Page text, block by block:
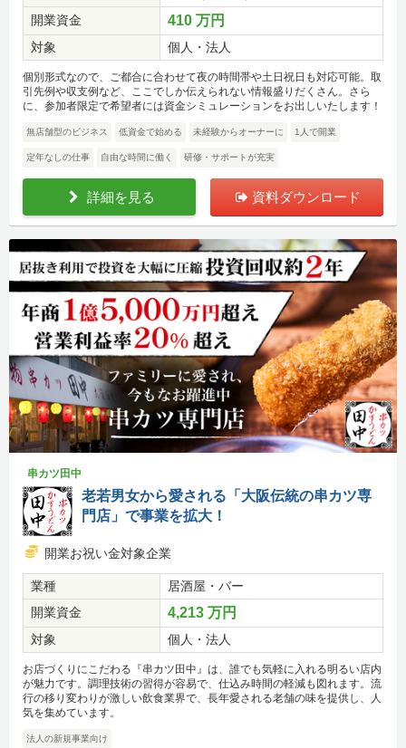
開業資金
410 万円
対象 個人・法人
個別形式なので、ご都合に合わせて夜の時間帯や土日祝日も対応可能。取
引先例や収支例など、ここでしか伝えられない情報盛りだくさん。さら
に、参加者限定で希望者には資金シミュレーションをお出しいたします！
無店舗型のビジネス 低資金で始める 未経験からオーナーに 1人で開業
定年なしの仕事 自由な時間に働く 研修・サポートが充実
詳細を見る 資料ダウンロード
串カツ田中
老若男女から愛される「大阪伝統の串カツ専
門店」で事業を拡大！
開業お祝い金対象企業
業種
居酒屋・バー
開業資金
4,213 万円
対象 個人・法人
お店づくりにこだわる『串カツ田中』は、誰でも気軽に入れる明るい店内
が魅力です。調理技術の習得が容易で、仕込み時間の軽減も図れます。流
行の移り変わりが激しい飲食業界で、長年愛される老舗の味を提供し、人
気を集めています。
法人の新規事業向け